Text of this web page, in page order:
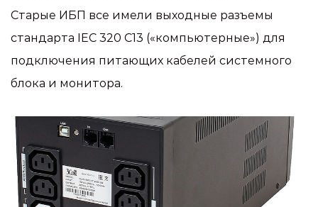
Старые ИБП все имели выходные разъемы
стандарта IEC 320 C13 («компьютерные») для
подключения питающих кабелей системного
блока и монитора.